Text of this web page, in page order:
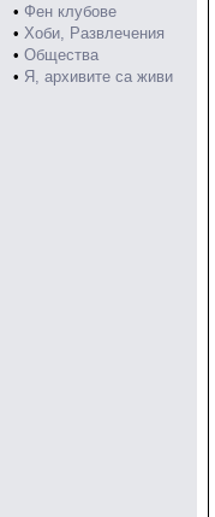
• Фен клубове
• Хоби, Развлечения
• Общества
• Я, архивите са живи